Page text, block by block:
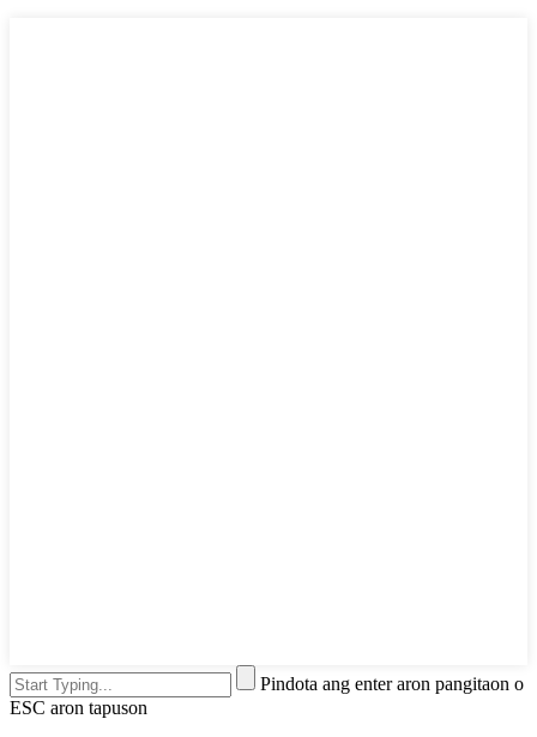
Pindota ang enter aron pangitaon o
ESC aron tapuson